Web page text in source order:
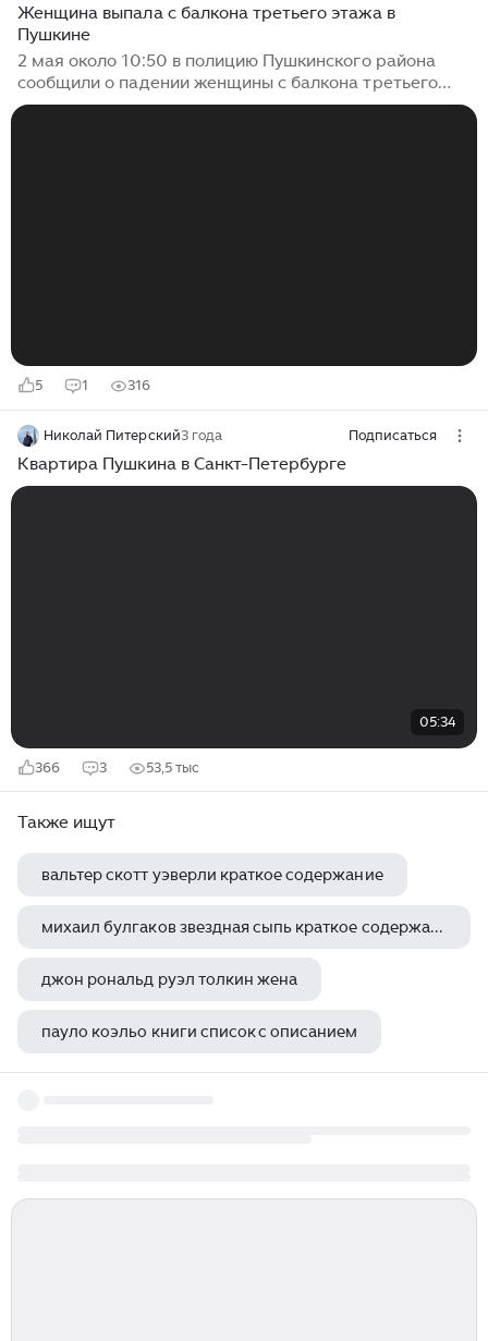
Женщина выпала с балкона третьего этажа в
Пушкине
2 мая около 10:50 в полицию Пушкинского района
сообщили о падении женщины с балкона третьего
этажа одного из домов по улице Алексея Толстого в
5 1 316
Николай Питерский3 года Подписаться
Квартира Пушкина в Санкт-Петербурге
05:34
366 3 53,5 тыс
Также ищут
вальтер скотт уэверли краткое содержание
михаил булгаков звездная сыпь краткое содержание
джон рональд руэл толкин жена
пауло коэльо книги список с описанием